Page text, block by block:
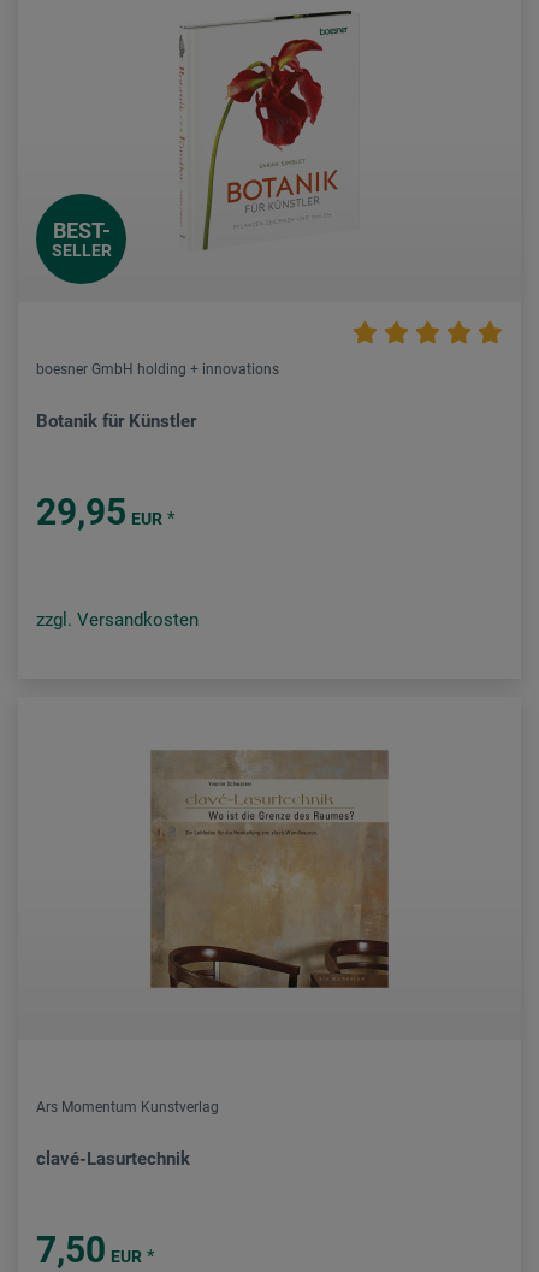
BEST-
SELLER
boesner GmbH holding + innovations
Botanik für Künstler
29,95 EUR *
zzgl. Versandkosten
Ars Momentum Kunstverlag
clavé-Lasurtechnik
7,50 EUR *